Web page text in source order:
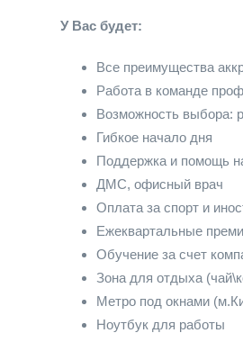
У Вас будет:
Все преимущества
Работа в команде
Возможность выбора:
Гибкое начало дня
Поддержка и помощь
ДМС, офисный врач
Оплата за спорт и
Ежеквартальные
Обучение за счет
Зона для отдыха
Метро под окнами
Ноутбук для работы